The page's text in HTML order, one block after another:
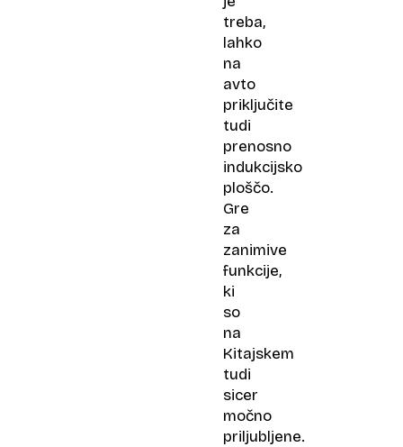
treba,
lahko
na
avto
priključite
tudi
prenosno
indukcijsko
ploščo.
Gre
za
zanimive
funkcije,
ki
so
na
Kitajskem
tudi
sicer
močno
priljubljene.